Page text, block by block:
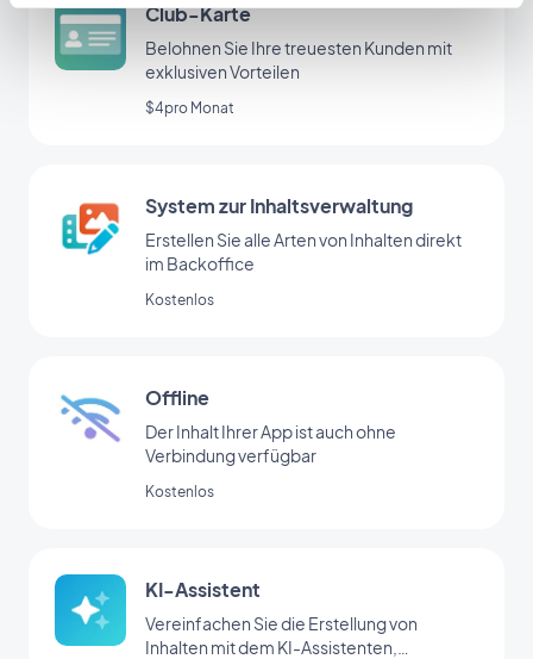
Club-Karte
Belohnen Sie Ihre treuesten Kunden mit
exklusiven Vorteilen
$4pro Monat
System zur Inhaltsverwaltung
Erstellen Sie alle Arten von Inhalten direkt
im Backoffice
Kostenlos
Offline
Der Inhalt Ihrer App ist auch ohne
Verbindung verfügbar
Kostenlos
KI-Assistent
Vereinfachen Sie die Erstellung von
Inhalten mit dem KI-Assistenten,